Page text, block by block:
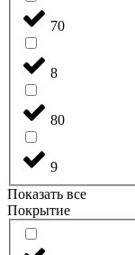
70
8
80
9
Показать все
Покрытие